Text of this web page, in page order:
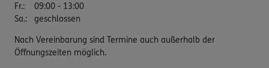
Fr.:
09:00 - 13:00
Sa.: geschlossen
Nach Vereinbarung sind Termine auch außerhalb der
Öffnungszeiten möglich.